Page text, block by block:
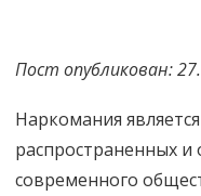
Пост опубликован:
Наркомания
распространенных и
современного